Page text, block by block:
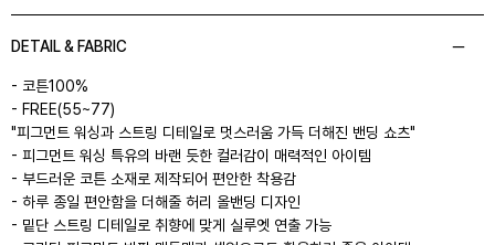
DETAIL & FABRIC
- 코튼100%
- FREE(55~77)
"피그먼트 워싱과 스트링 디테일로 멋스러움 가득 더해진 밴딩 쇼츠"
- 피그먼트 워싱 특유의 바랜 듯한 컬러감이 매력적인 아이템
- 부드러운 코튼 소재로 제작되어 편안한 착용감
- 하루 종일 편안함을 더해줄 허리 올밴딩 디자인
- 밑단 스트링 디테일로 취향에 맞게 실루엣 연출 가능